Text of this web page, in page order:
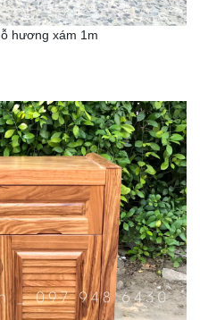
hương xám 1m